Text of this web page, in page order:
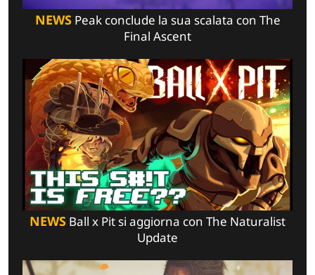
NEWSPeak conclude la sua scalata con The
Final Ascent
NEWS Ball x Pit si aggiorna con The Naturalist
Update